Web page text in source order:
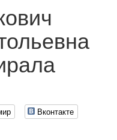
Вконтакте